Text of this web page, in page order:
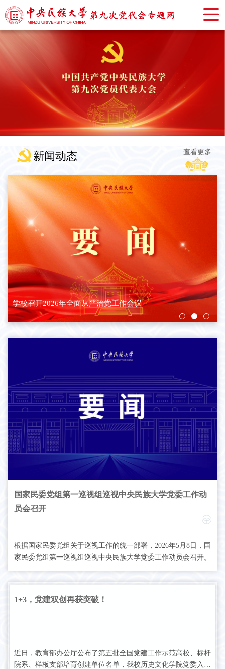
新闻动态 查看更多
学校召开2026年全面从严治党工作会议
国家民委党组第一巡视组巡视中央民族大学党委工作动
员会召开
根据国家民委党组关于巡视工作的统一部署，2026年5月8日，国
家民委党组第一巡视组巡视中央民族大学党委工作动员会召开。
1+3，党建双创再获突破！
近日，教育部办公厅公布了第五批全国党建工作示范高校、标杆
院系、样板支部培育创建单位名单，我校历史文化学院党委入选